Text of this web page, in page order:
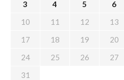
3
4 5 6
10
11 12 13
17
18 19 20
24
25 26 27
31